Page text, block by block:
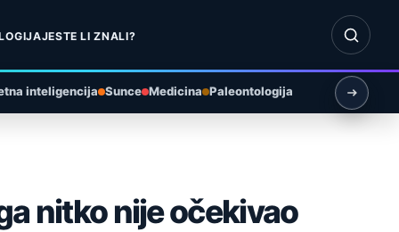
JESTE LI ZNALI?
Otvori
inteligencija Sunce Medicina Paleontologija
nitko nije očekivao